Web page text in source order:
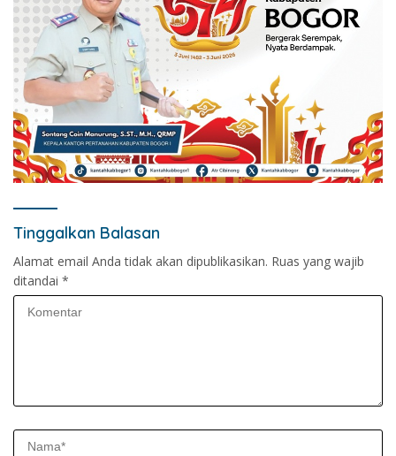
Tinggalkan Balasan
Alamat email Anda tidak akan dipublikasikan. Ruas yang wajib
ditandai *